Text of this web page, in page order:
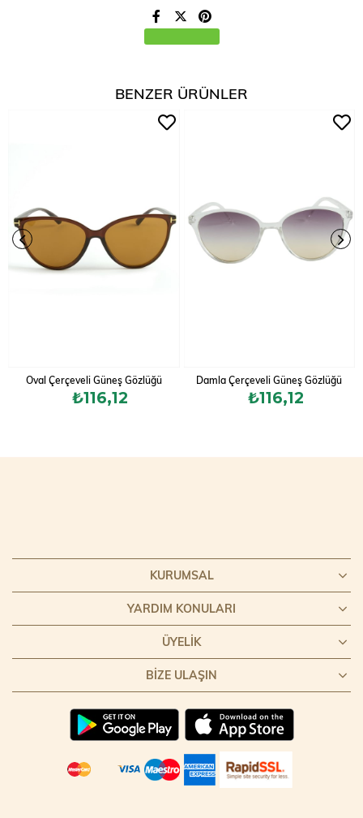
BENZER ÜRÜNLER
Oval Çerçeveli Güneş Gözlüğü
₺116,12
Damla Çerçeveli Güneş Gözlüğü
₺116,12
KURUMSAL
YARDIM KONULARI
ÜYELIK
BIZE ULAŞIN